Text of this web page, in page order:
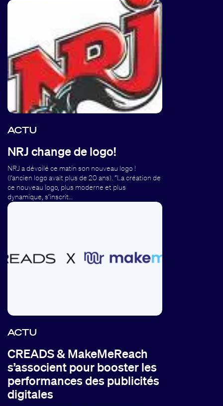
ACTU
NRJ change de logo!
NRJ a dévoilé ce matin son nouveau logo !
(l’ancien logo avait plus de 20 ans). “La création de
ce nouveau logo, plus moderne et plus
dynamique, s’inscrit…
ACTU
CREADS & MakeMeReach
s’associent pour booster les
performances des publicités
digitales